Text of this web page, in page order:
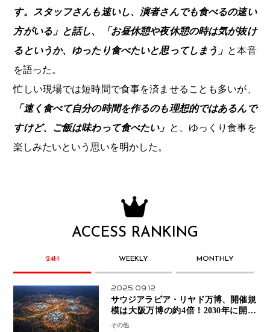
す。スタッフさんも速いし、演者さんでも食べるの速い
方がいる」と話し、「お昼休憩や夜休憩の時は気が抜け
るというか、ゆったり食べたいと思ってしまう」 と本音
を語った。
忙しい現場では短時間で食事を済ませることも多いが、
「速く食べて自分の時間を作るのも理想的ではあるんで
すけど、ご飯は味わって食べたい」 と、ゆっくり食事を
楽しみたいという思いを明かした。
ACCESS RANKING
24H WEEKLY MONTHLY
2025.09.12
サウジアラビア・リヤド万博、開催規
模は大阪万博の約4倍！2030年に開幕
予定
その他